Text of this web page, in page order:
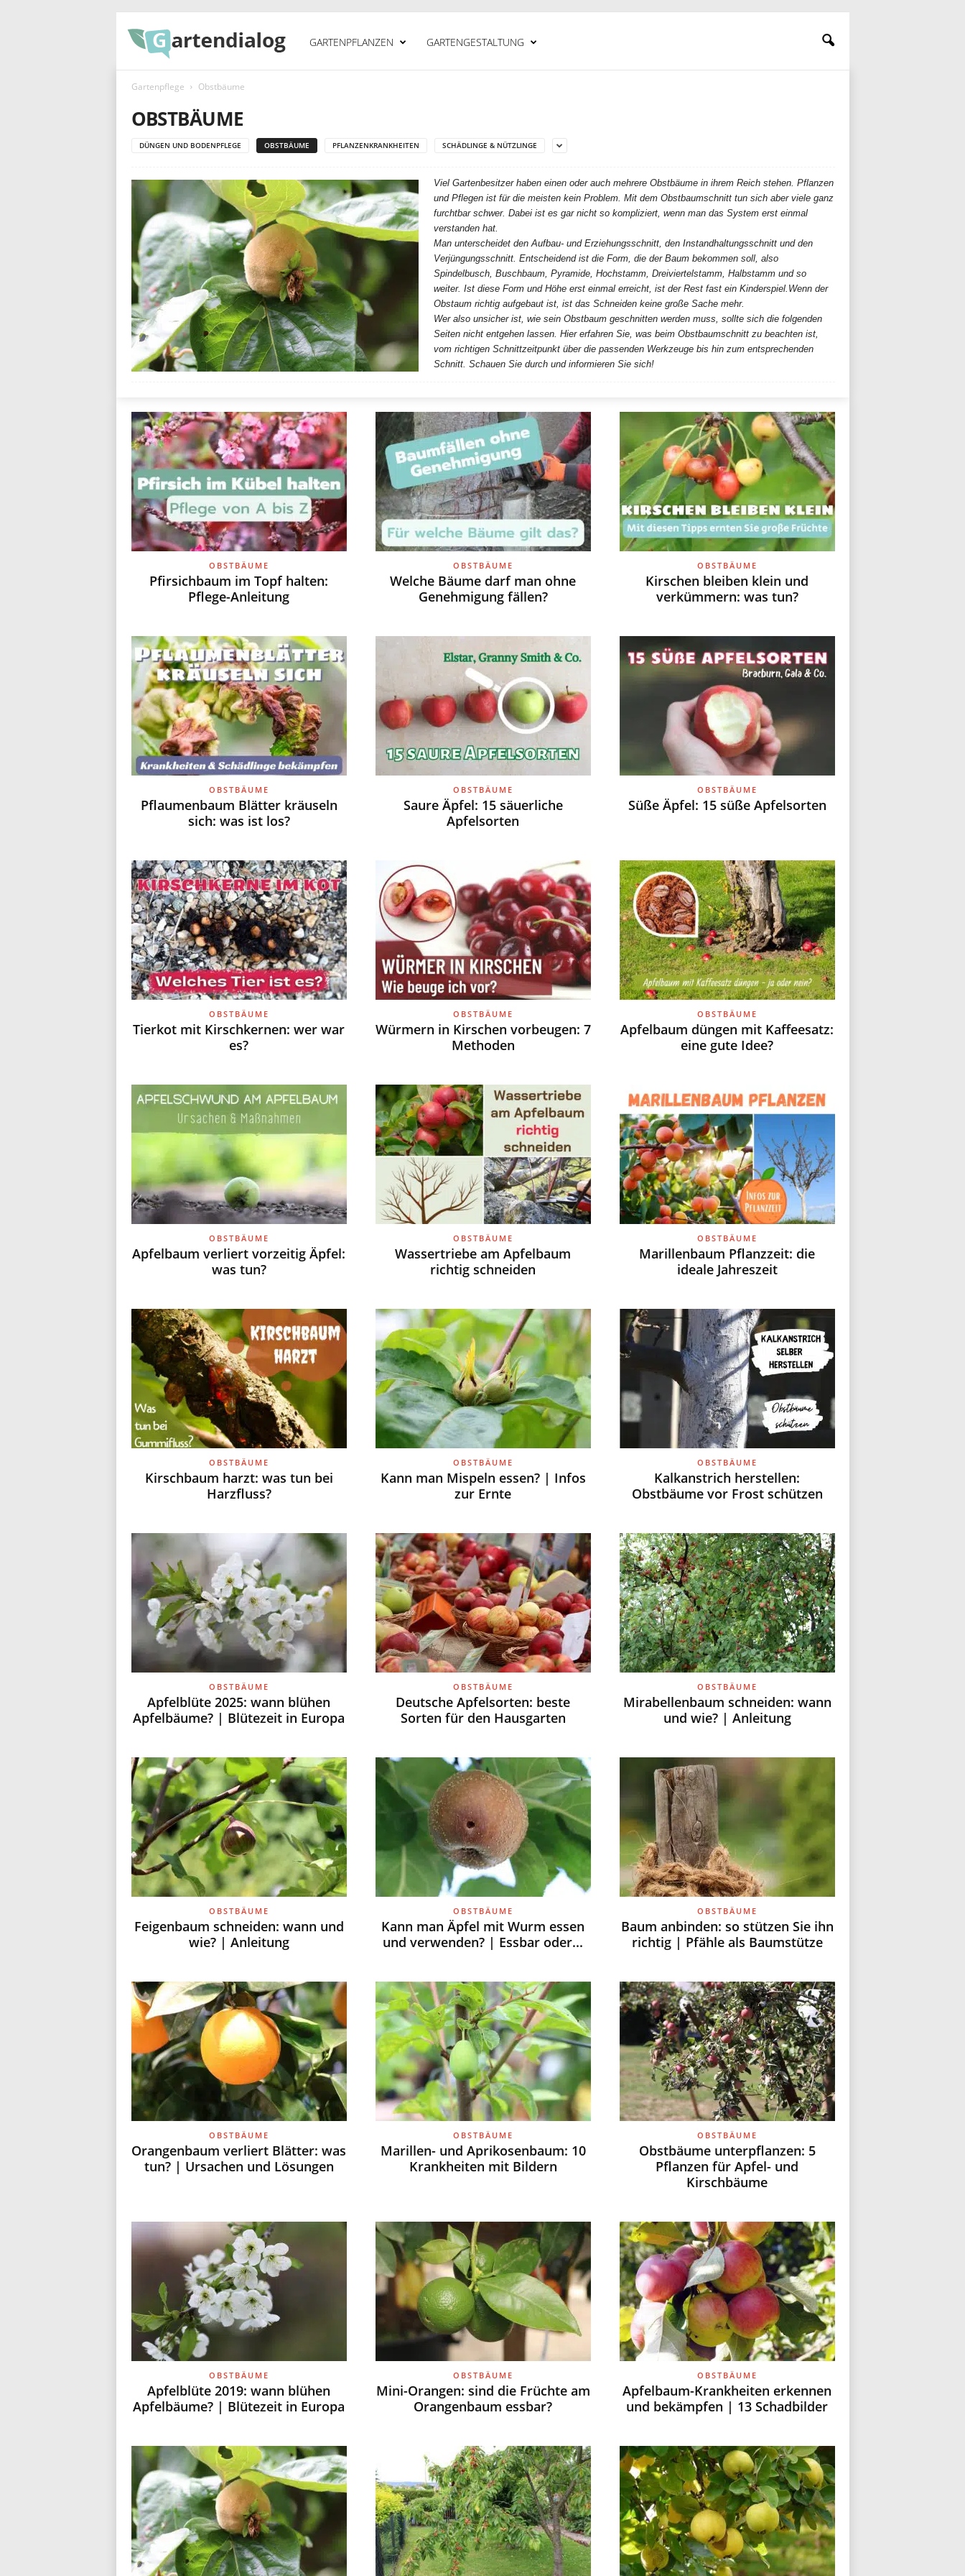
r
t
e
n
i
a
g
.
GARTENPFLANZEN GARTENGESTALTUNG
Gartenpflege Obstbäume
OBSTBÄUME
DÜNGEN UND BODENPFLEGE OBSTBÄUME PFLANZENKRANKHEITEN SCHÄDLINGE & NÜTZLINGE
Viel Gartenbesitzer haben einen oder auch mehrere Obstbäume in ihrem Reich stehen. Pflanzen
und Pflegen ist für die meisten kein Problem. Mit dem Obstbaumschnitt tun sich aber viele ganz
furchtbar schwer. Dabei ist es gar nicht so kompliziert, wenn man das System erst einmal
verstanden hat.
Man unterscheidet den Aufbau- und Erziehungsschnitt, den Instandhaltungsschnitt und den
Verjüngungsschnitt. Entscheidend ist die Form, die der Baum bekommen soll, also
Spindelbusch, Buschbaum, Pyramide, Hochstamm, Dreiviertelstamm, Halbstamm und so
weiter. Ist diese Form und Höhe erst einmal erreicht, ist der Rest fast ein Kinderspiel.Wenn der
Obstaum richtig aufgebaut ist, ist das Schneiden keine große Sache mehr.
Wer also unsicher ist, wie sein Obstbaum geschnitten werden muss, sollte sich die folgenden
Seiten nicht entgehen lassen. Hier erfahren Sie, was beim Obstbaumschnitt zu beachten ist,
vom richtigen Schnittzeitpunkt über die passenden Werkzeuge bis hin zum entsprechenden
Schnitt. Schauen Sie durch und informieren Sie sich!
OBSTBÄUME
Pfirsichbaum im Topf halten:
Pflege-Anleitung
OBSTBÄUME
Welche Bäume darf man ohne
Genehmigung fällen?
OBSTBÄUME
Kirschen bleiben klein und
verkümmern: was tun?
OBSTBÄUME
Pflaumenbaum Blätter kräuseln
sich: was ist los?
OBSTBÄUME
Saure Äpfel: 15 säuerliche
Apfelsorten
OBSTBÄUME
Süße Äpfel: 15 süße Apfelsorten
OBSTBÄUME
Tierkot mit Kirschkernen: wer war
es?
OBSTBÄUME
Würmern in Kirschen vorbeugen: 7
Methoden
OBSTBÄUME
Apfelbaum düngen mit Kaffeesatz:
eine gute Idee?
OBSTBÄUME
Apfelbaum verliert vorzeitig Äpfel:
was tun?
OBSTBÄUME
Wassertriebe am Apfelbaum
richtig schneiden
OBSTBÄUME
Marillenbaum Pflanzzeit: die
ideale Jahreszeit
OBSTBÄUME
Kirschbaum harzt: was tun bei
Harzfluss?
OBSTBÄUME
Kann man Mispeln essen? | Infos
zur Ernte
OBSTBÄUME
Kalkanstrich herstellen:
Obstbäume vor Frost schützen
OBSTBÄUME
Apfelblüte 2025: wann blühen
Apfelbäume? | Blütezeit in Europa
OBSTBÄUME
Deutsche Apfelsorten: beste
Sorten für den Hausgarten
OBSTBÄUME
Mirabellenbaum schneiden: wann
und wie? | Anleitung
OBSTBÄUME
Feigenbaum schneiden: wann und
wie? | Anleitung
OBSTBÄUME
Kann man Äpfel mit Wurm essen
und verwenden? | Essbar oder...
OBSTBÄUME
Baum anbinden: so stützen Sie ihn
richtig | Pfähle als Baumstütze
OBSTBÄUME
Orangenbaum verliert Blätter: was
tun? | Ursachen und Lösungen
OBSTBÄUME
Marillen- und Aprikosenbaum: 10
Krankheiten mit Bildern
OBSTBÄUME
Obstbäume unterpflanzen: 5
Pflanzen für Apfel- und
Kirschbäume
OBSTBÄUME
Apfelblüte 2019: wann blühen
Apfelbäume? | Blütezeit in Europa
OBSTBÄUME
Mini-Orangen: sind die Früchte am
Orangenbaum essbar?
OBSTBÄUME
Apfelbaum-Krankheiten erkennen
und bekämpfen | 13 Schadbilder